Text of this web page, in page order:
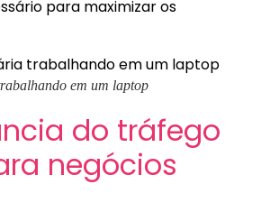
para maximizar os
em um laptop
do tráfego
negócios